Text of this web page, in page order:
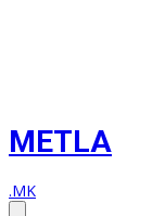
METLA
.MK